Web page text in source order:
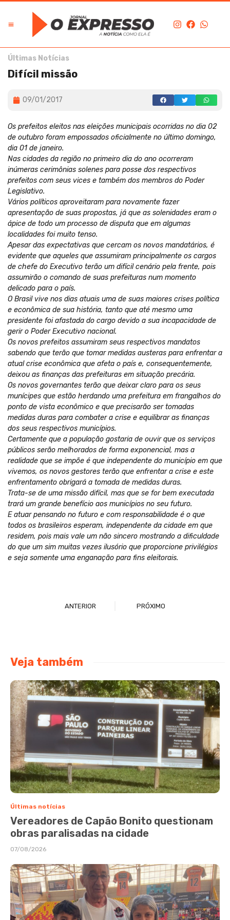
Últimas Notícias
Difícil missão
09/01/2017
Os prefeitos eleitos nas eleições municipais ocorridas no dia 02
de outubro foram empossados oficialmente no último domingo,
dia 01 de janeiro.
Nas cidades da região no primeiro dia do ano ocorreram
inúmeras cerimônias solenes para posse dos respectivos
prefeitos com seus vices e também dos membros do Poder
Legislativo.
Vários políticos aproveitaram para novamente fazer
apresentação de suas propostas, já que as solenidades eram o
ápice de todo um processo de disputa que em algumas
localidades foi muito tenso.
Apesar das expectativas que cercam os novos mandatários, é
evidente que aqueles que assumiram principalmente os cargos
de chefe do Executivo terão um difícil cenário pela frente, pois
assumirão o comando de suas prefeituras num momento
delicado para o país.
O Brasil vive nos dias atuais uma de suas maiores crises política
e econômica de sua história, tanto que até mesmo uma
presidente foi afastada do cargo devido a sua incapacidade de
gerir o Poder Executivo nacional.
Os novos prefeitos assumiram seus respectivos mandatos
sabendo que terão que tomar medidas austeras para enfrentar a
atual crise econômica que afeta o país e, consequentemente,
deixou as finanças das prefeituras em situação precária.
Os novos governantes terão que deixar claro para os seus
munícipes que estão herdando uma prefeitura em frangalhos do
ponto de vista econômico e que precisarão ser tomadas
medidas duras para combater a crise e equilibrar as finanças
dos seus respectivos municípios.
Certamente que a população gostaria de ouvir que os serviços
públicos serão melhorados de forma exponencial, mas a
realidade que se impõe é que independente do município em que
vivemos, os novos gestores terão que enfrentar a crise e este
enfrentamento obrigará a tomada de medidas duras.
Trata-se de uma missão difícil, mas que se for bem executada
trará um grande benefício aos municípios no seu futuro.
E atuar pensando no futuro e com responsabilidade é o que
todos os brasileiros esperam, independente da cidade em que
residem, pois mais vale um não sincero mostrando a dificuldade
do que um sim muitas vezes ilusório que proporcione privilégios
e seja somente uma enganação para fins eleitorais.
ANTERIOR PRÓXIMO
Veja também
Últimas notícias
Vereadores de Capão Bonito questionam
obras paralisadas na cidade
07/08/2026